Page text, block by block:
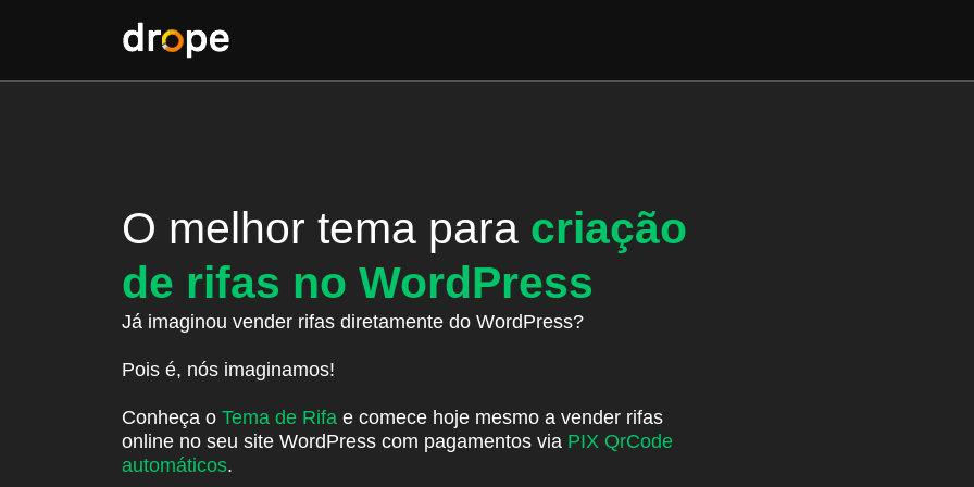
O melhor tema para criação
de rifas no WordPress
Já imaginou vender rifas diretamente do WordPress?
Pois é, nós imaginamos!
Conheça o Tema de Rifa e comece hoje mesmo a vender rifas
online no seu site WordPress com pagamentos via PIX QrCode
automáticos.